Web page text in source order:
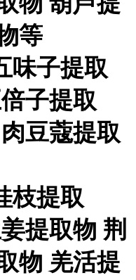
等
味子提取
子提取
肉豆蔻提取
枝提取
提取物 荆
物 羌活提